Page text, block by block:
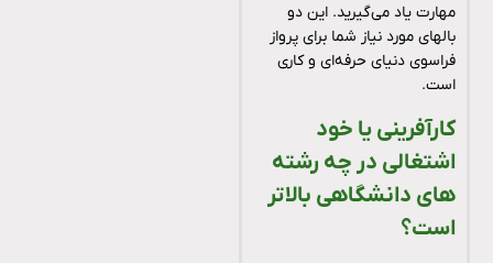
مهارت یاد می‌گیرید. این دو
بالهای مورد نیاز شما برای پرواز
فراسوی دنیای حرفه‌ای و کاری
است.
کارآفرینی یا خود
اشتغالی در چه رشته
های دانشگاهی بالاتر
است؟